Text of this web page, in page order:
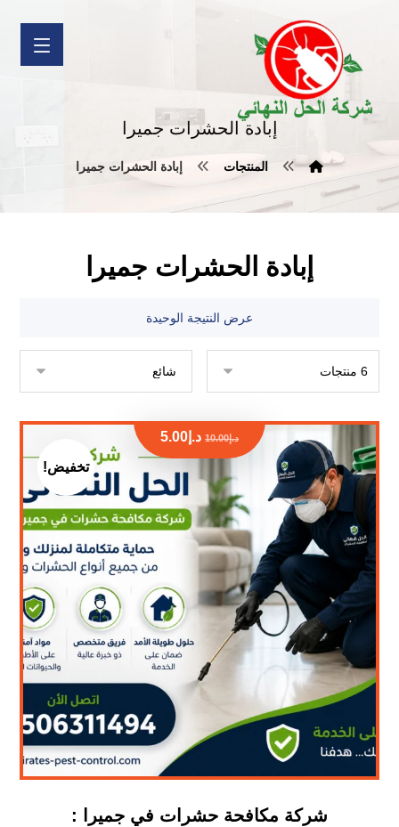
إبادة الحشرات جميرا
المنتجات إبادة الحشرات جميرا
إبادة الحشرات جميرا
عرض النتيجة الوحيدة
شركة مكافحة حشرات في جميرا :
د.إ10.00 د.إ 5.00
تخفيض!